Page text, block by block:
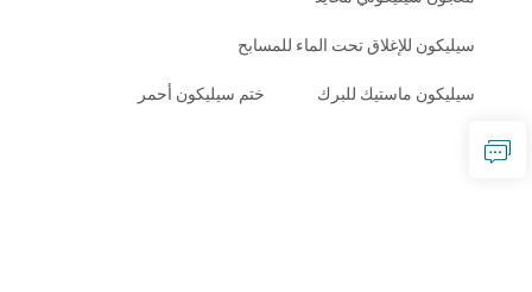
سيليكون للإغلاق تحت الماء للمسابح
سيليكون ماستيك للبرك ختم سيليكون أحمر